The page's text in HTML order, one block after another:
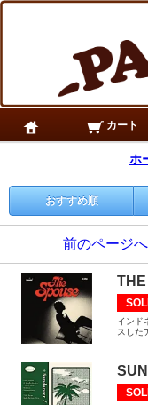
カート
ホ
おすすめ順
前のページへ
インド
スした